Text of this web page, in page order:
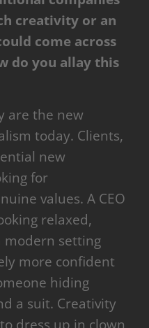
creativity or an
come across
do you allay this
are the new
today. Clients,
new
for
values. A CEO
relaxed,
modern setting
more confident
hiding
a suit. Creativity